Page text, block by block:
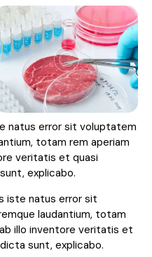
natus error sit voluptatem
totam rem aperiam
veritatis et quasi
explicabo.
iste natus error sit
laudantium, totam
illo inventore veritatis et
sunt, explicabo.